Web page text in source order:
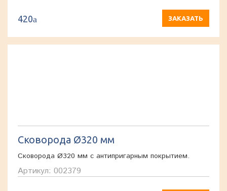
420a ЗАКАЗАТЬ
Сковорода Ø320 мм
Сковорода Ø320 мм с антипригарным покрытием.
Артикул: 002379